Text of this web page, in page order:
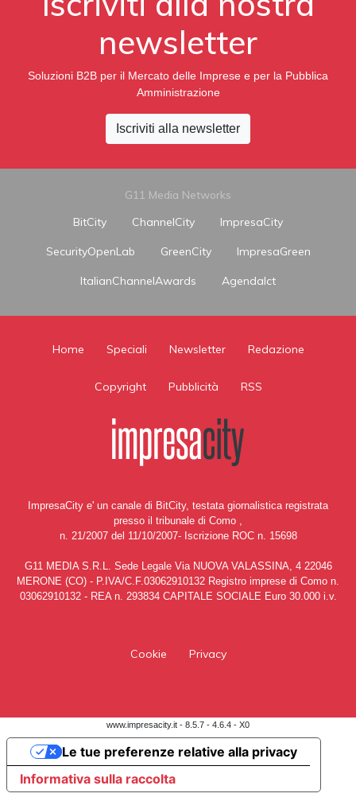
newsletter
Soluzioni B2B per il Mercato delle Imprese e per la Pubblica
Amministrazione
Iscriviti alla newsletter
G11 Media Networks
BitCity
ChannelCity ImpresaCity
SecurityOpenLab GreenCity ImpresaGreen
ItalianChannelAwards AgendaIct
Home Speciali Newsletter Redazione
Copyright Pubblicità RSS
ImpresaCity e' un canale di BitCity, testata giornalistica registrata
presso il tribunale di Como ,
n. 21/2007 del 11/10/2007- Iscrizione ROC n. 15698
G11 MEDIA S.R.L. Sede Legale Via NUOVA VALASSINA, 4 22046
MERONE (CO) - P.IVA/C.F.03062910132 Registro imprese di Como n.
03062910132 - REA n. 293834 CAPITALE SOCIALE Euro 30.000 i.v.
Cookie Privacy
www.impresacity.it - 8.5.7 - 4.6.4 - X0
Informativa sulla raccolta
Le tue preferenze relative alla privacy